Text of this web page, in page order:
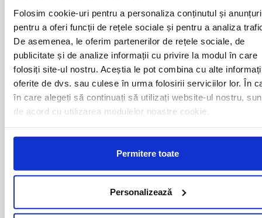
Folosim cookie-uri pentru a personaliza conținutul și
pentru a oferi funcții de rețele sociale și pentru a analiza
De asemenea, le oferim partenerilor de rețele sociale, de
publicitate și de analize informații cu privire la modul în care
folosiți site-ul nostru. Aceștia le pot combina cu alte
oferite de dvs. sau culese în urma folosirii serviciilor lor. În
în care alegeți să continuați să utilizați website-ul nostru,
de acord cu utilizarea modulelor noastre cookie.
Permitere toate
Personalizează
BACAU
BAIA MARE
BAILE HERCULANE
BAILESTI
BALS-IS
BALS-OT
BARCA
BARLAD
BECHET
BISTRET
BOTOSANI
BUCURESTI AGENTIE
NUSFALAU
OLTENITA
ONESTI
ORADEA
ORSOVA
PASCANI
PERICEI
PERISOR
PETROSANI
PISCU VECHI
PITESTI
PODARI
POIANA MARE
RAST